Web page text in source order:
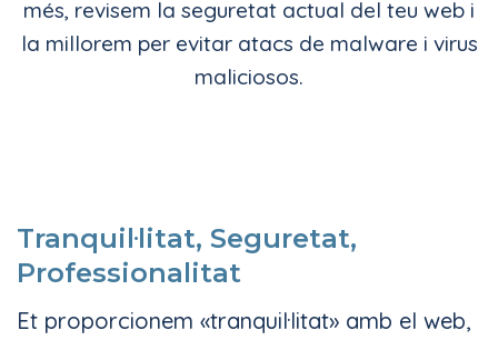
més, revisem la seguretat actual del teu web i
la millorem per evitar atacs de malware i virus
maliciosos.
Tranquil·litat, Seguretat,
Professionalitat
Et proporcionem «tranquil·litat» amb el web,